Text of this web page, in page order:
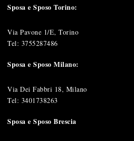
Sposa e Sposo Torino:
Via Pavone 1/E, Torino
Tel: 3755287486
Sposa e Sposo Milano:
Via Dei Fabbri 18, Milano
Tel: 3401738263
Sposa e Sposo Brescia